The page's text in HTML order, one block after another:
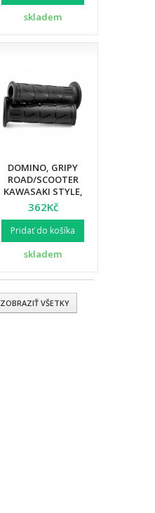
skladem
DOMINO, GRIPY
ROAD/SCOOTER
KAWASAKI STYLE,
BARVA ČERNÁ
362Kč
Pridať do košíka
skladem
ZOBRAZIŤ VŠETKY